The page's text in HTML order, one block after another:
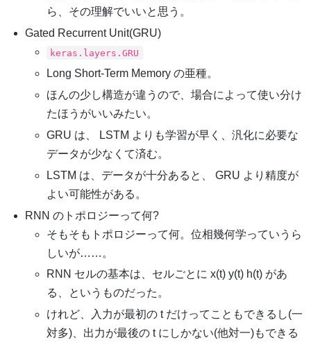
ら、その理解でいいと思う。
Gated Recurrent Unit(GRU)
keras.layers.GRU
Long Short-Term Memory の亜種。
ほんの少し構造が違うので、場合によって使い分け
たほうがいいみたい。
GRU は、 LSTM よりも学習が早く、汎化に必要な
データが少なくて済む。
LSTM は、データが十分あると、 GRU より精度が
よい可能性がある。
RNN のトポロジーって何?
そもそもトポロジーって何。位相幾何学っていうら
しいが……。
RNN セルの基本は、セルごとに x(t) y(t) h(t) があ
る、というものだった。
けれど、入力が最初の t だけってこともできるし(一
対多)、出力が最後の t にしかない(他対一)もできる